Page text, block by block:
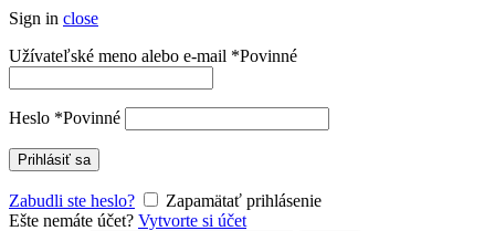
Sign in close
Užívateľské meno alebo e-mail *Povinné
Heslo *Povinné
Prihlásiť sa
Zabudli ste heslo?
Zapamätať prihlásenie
Ešte nemáte účet? Vytvorte si účet